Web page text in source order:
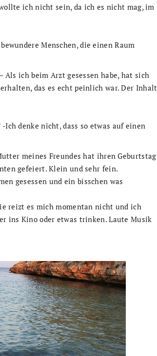
ich nicht sein, da ich es nicht mag, im
Menschen, die einen Raum
Als ich beim Arzt gesessen habe, hat sich
das es echt peinlich war. Der Inhalt
denke nicht, dass so etwas auf einen
meines Freundes hat ihren Geburtstag
gefeiert. Klein und sehr fein.
gesessen und ein bisschen was
reizt es mich momentan nicht und ich
ins Kino oder etwas trinken. Laute Musik